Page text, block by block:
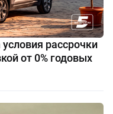
рассрочки
от 0% годовых